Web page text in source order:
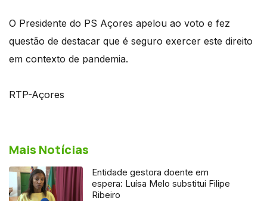
O Presidente do PS Açores apelou ao voto e fez
questão de destacar que é seguro exercer este direito
em contexto de pandemia.
RTP-Açores
Mais Notícias
Entidade gestora doente em
espera: Luísa Melo substitui Filipe
Ribeiro